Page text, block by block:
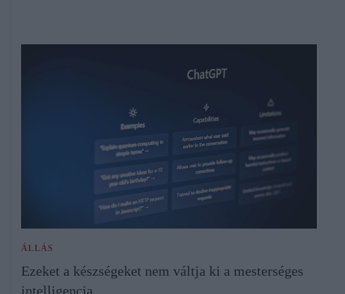
ÁLLÁS
Ezeket a készségeket nem váltja ki a mesterséges
intelligencia